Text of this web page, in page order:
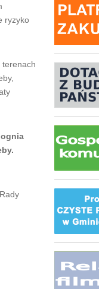
ryzyko
terenach